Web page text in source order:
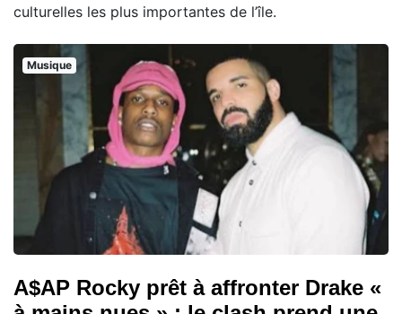
culturelles les plus importantes de l’île.
Musique
A$AP Rocky prêt à affronter Drake «